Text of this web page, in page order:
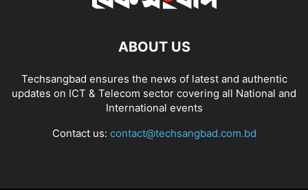
ABOUT US
Techsangbad ensures the news of latest and authentic
updates on ICT & Telecom sector covering all National and
International events
Contact us: contact@techsangbad.com.bd